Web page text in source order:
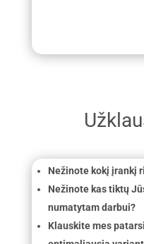
Nežinote kokį įrankį
Nežinote kas tiktų
numatytam darbui?
Klauskite mes